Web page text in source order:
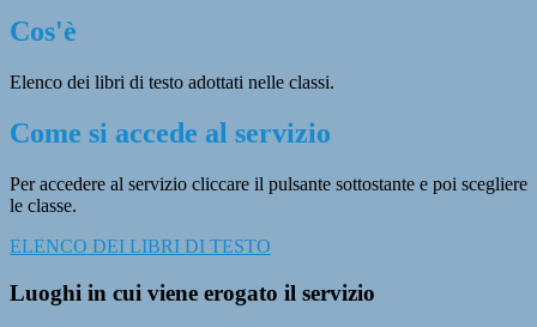
Cos'è
Elenco dei libri di testo adottati nelle classi.
Come si accede al servizio
Per accedere al servizio cliccare il pulsante sottostante e poi scegliere
le classe.
ELENCO DEI LIBRI DI TESTO
Luoghi in cui viene erogato il servizio